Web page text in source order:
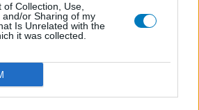
Collection, Use,
and/or Sharing of my
Is Unrelated with the
it was collected.